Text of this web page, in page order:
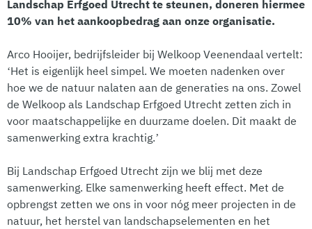
Landschap Erfgoed Utrecht te steunen, doneren hiermee
10% van het aankoopbedrag aan onze organisatie.
Arco Hooijer, bedrijfsleider bij Welkoop Veenendaal vertelt:
‘Het is eigenlijk heel simpel. We moeten nadenken over
hoe we de natuur nalaten aan de generaties na ons. Zowel
de Welkoop als Landschap Erfgoed Utrecht zetten zich in
voor maatschappelijke en duurzame doelen. Dit maakt de
samenwerking extra krachtig.’
Bij Landschap Erfgoed Utrecht zijn we blij met deze
samenwerking. Elke samenwerking heeft effect. Met de
opbrengst zetten we ons in voor nóg meer projecten in de
natuur, het herstel van landschapselementen en het